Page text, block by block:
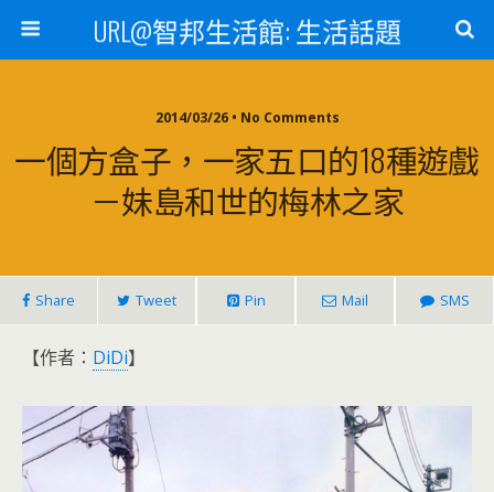
URL@智邦生活館: 生活話題
2014/03/26 • No Comments
一個方盒子，一家五口的18種遊戲
－妹島和世的梅林之家
Share Tweet Pin Mail SMS
【作者： DiDi】